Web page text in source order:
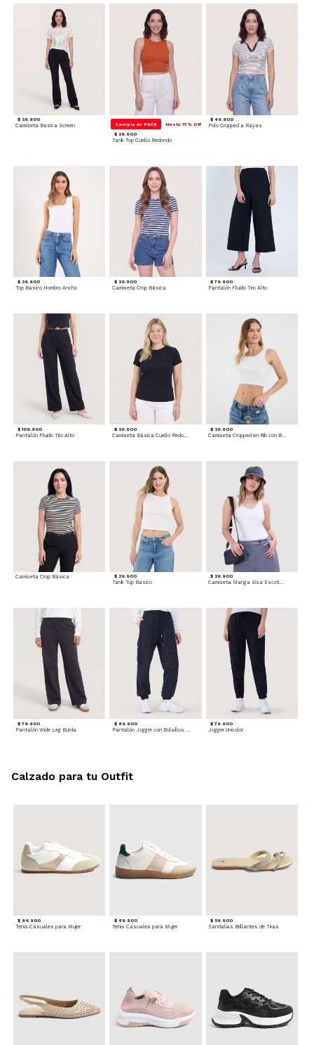
$ 39.900
Camiseta Basica Screen Compra en PACK Hasta 15% Off
$ 29.900
Tank Top Cuello Redondo
$ 49.900
Polo Cropped a Rayas
$ 39.900
Top Basico Hombro Ancho
$ 39.900
Camiseta Crop Básica
$ 79.900
Pantalón Fluido Tiro Alto
$ 109.900
Pantalón Fluido Tiro Alto
$ 39.900
Camiseta Básica Cuello Redondo
$ 39.900
Camiseta Crop Básica $ 29.900
Tank Top Basico
$ 29.900
Camiseta Manga Sisa Escotada
$ 79.900
Pantalón Wide Leg Burda
$ 89.900
Pantalón Jogger con Bolsillos Cargo
$ 79.900
Jogger Unicolor
$ 94.900
Tenis Casuales para Mujer
$ 89.900
Tenis Casuales para Mujer
$ 59.900
Sandalias Brillantes de Tiras
Calzado para tu Outfit